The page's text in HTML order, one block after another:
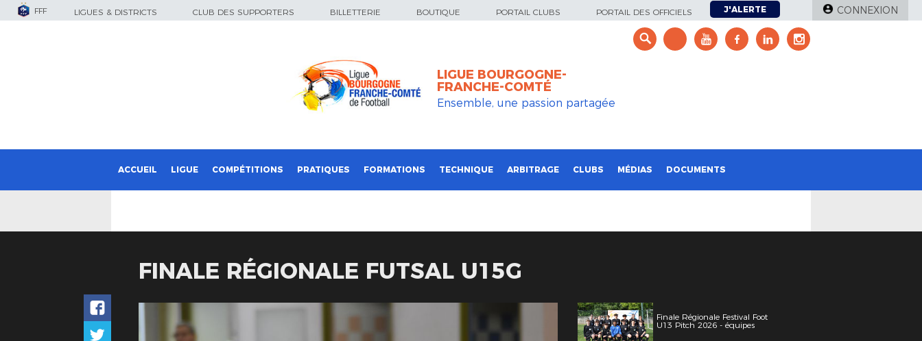
FFF LIGUES & DISTRICTS CLUB DES SUPPORTERS BILLETTERIE BOUTIQUE PORTAIL CLUBS PORTAIL DES OFFICIELS J'ALERTE CONNEXION
LIGUE BOURGOGNE-
FRANCHE-COMTÉ
Ensemble, une passion partagée
ACCUEIL LIGUE COMPÉTITIONS PRATIQUES FORMATIONS TECHNIQUE ARBITRAGE CLUBS MÉDIAS DOCUMENTS
FINALE RÉGIONALE FUTSAL U15G
Finale Régionale Festival Foot
U13 Pitch 2026 - équipes